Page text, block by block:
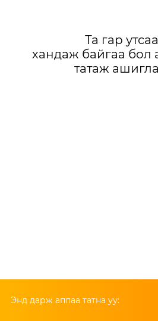
Та гар
хандаж байгаа бол
татаж
Энд дарж аппаа татна уу: